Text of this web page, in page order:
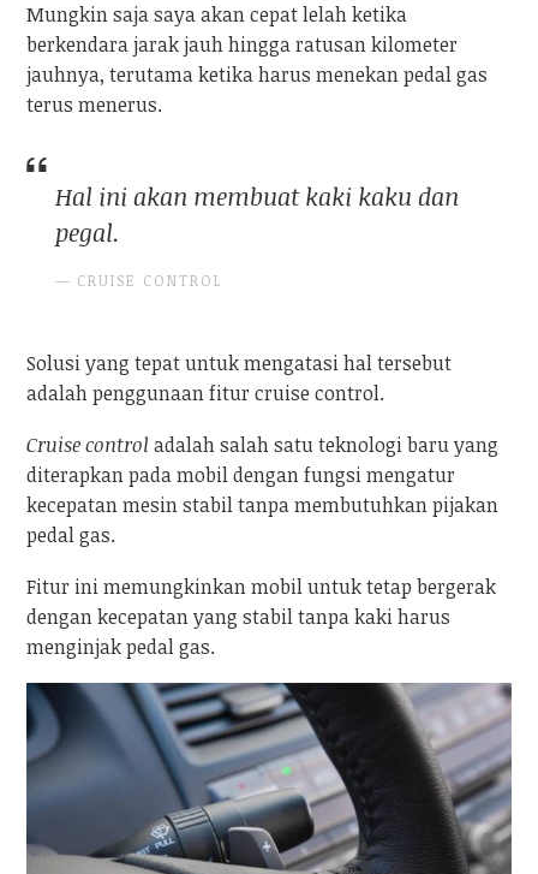
Mungkin saja saya akan cepat lelah ketika
berkendara jarak jauh hingga ratusan kilometer
jauhnya, terutama ketika harus menekan pedal gas
terus menerus.
Hal ini akan membuat kaki kaku dan
pegal.
CRUISE CONTROL
Solusi yang tepat untuk mengatasi hal tersebut
adalah penggunaan fitur cruise control.
Cruise controladalah salah satu teknologi baru yang
diterapkan pada mobil dengan fungsi mengatur
kecepatan mesin stabil tanpa membutuhkan pijakan
pedal gas.
Fitur ini memungkinkan mobil untuk tetap bergerak
dengan kecepatan yang stabil tanpa kaki harus
menginjak pedal gas.